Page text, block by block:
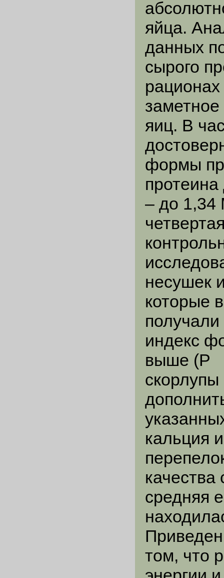
яйца.
данных
сырого
яиц. В
формы
– до 1,34
несушек
которые
индекс
выше (P
кальция
качества
средняя
том, что